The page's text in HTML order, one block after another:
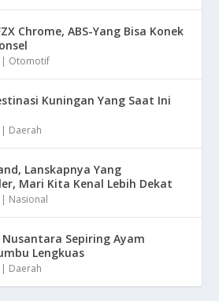
Chrome, ABS-Yang Bisa Konek
| Otomotif
Kuningan Yang Saat Ini
| Daerah
Lanskapnya Yang
Mari Kita Kenal Lebih Dekat
| Nasional
Nusantara Sepiring Ayam
Lengkuas
| Daerah